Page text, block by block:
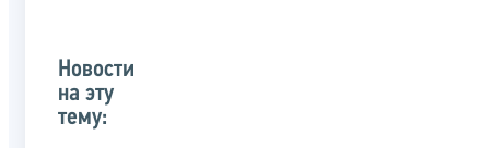
Новости
на эту
тему: